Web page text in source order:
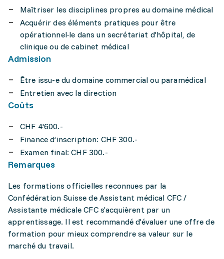
Maîtriser les disciplines propres au domaine médical
Acquérir des éléments pratiques pour être
opérationnel·le dans un secrétariat d'hôpital, de
clinique ou de cabinet médical
Admission
Être issu-e du domaine commercial ou paramédical
Entretien avec la direction
Coûts
CHF 4'600.-
Finance d’inscription: CHF 300.-
Examen final: CHF 300.-
Remarques
Les formations officielles reconnues par la
Confédération Suisse de Assistant médical CFC /
Assistante médicale CFC s’acquièrent par un
apprentissage. Il est recommandé d'évaluer une offre de
formation pour mieux comprendre sa valeur sur le
marché du travail.